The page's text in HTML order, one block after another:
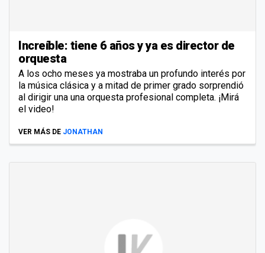
Increíble: tiene 6 años y ya es director de
orquesta
A los ocho meses ya mostraba un profundo interés por
la música clásica y a mitad de primer grado sorprendió
al dirigir una una orquesta profesional completa. ¡Mirá
el video!
VER MÁS DE JONATHAN